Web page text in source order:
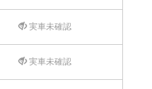
実車未確認
実車未確認